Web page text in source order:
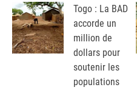
Togo : La BAD
accorde un
million de
dollars pour
soutenir les
populations